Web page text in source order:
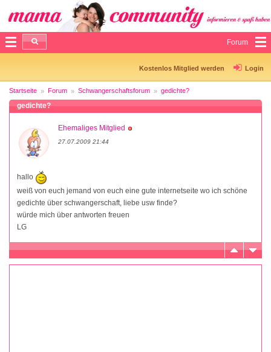
Forum
Kostenlos Mitglied werden Login
Startseite Forum Schwangerschaftsforum gedichte?
gedichte?
Ehemaliges Mitglied
27.07.2009 21:44
hallo
weiß von euch jemand von euch eine gute internetseite wo ich schöne
gedichte über schwangerschaft, liebe usw finde?
würde mich über antworten freuen
LG